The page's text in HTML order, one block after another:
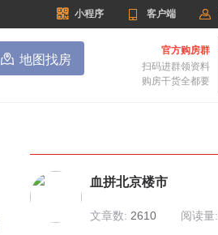
 小程序  客户端 
 地图找房
官方购房群
扫码进群领资料
购房干货全都要
血拼北京楼市
文章数: 2610 阅读量: